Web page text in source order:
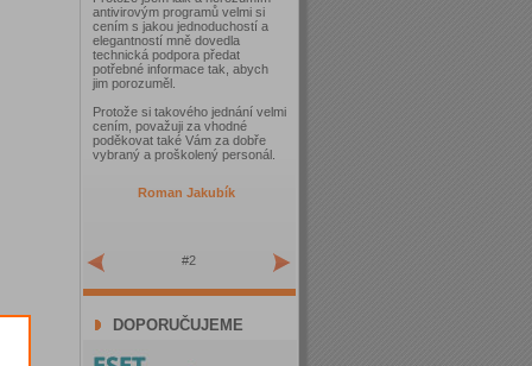
antivirovým programů velmi si
cením s jakou jednoduchostí a
elegantností mně dovedla
technická podpora předat
potřebné informace tak, abych
jim porozuměl.
Protože si takového jednání velmi
cením, považuji za vhodné
poděkovat také Vám za dobře
vybraný a proškolený personál.
Roman Jakubík
#2
DOPORUČUJEME